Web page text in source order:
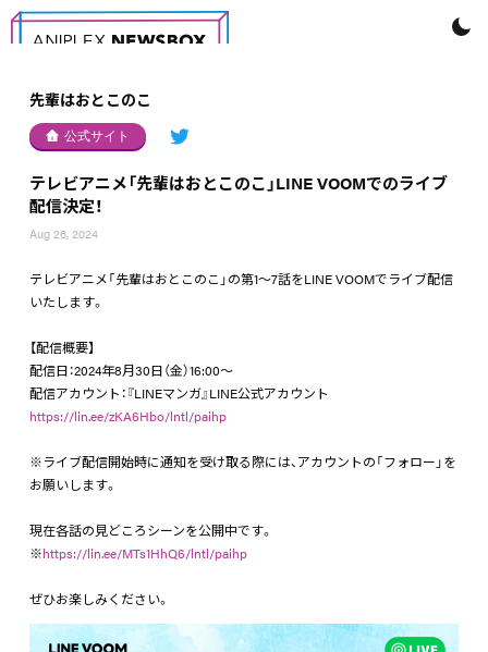
先輩はおとこのこ
公式サイト
テレビアニメ「先輩はおとこのこ」LINE VOOMでのライブ
配信決定！
Aug 26, 2024
テレビアニメ「先輩はおとこのこ」の第1～7話をLINE VOOMでライブ配信
いたします。
【配信概要】
配信日：2024年8月30日（金）16:00～
配信アカウント：『LINEマンガ』LINE公式アカウント
https://lin.ee/zKA6Hbo/lntl/paihp
※ライブ配信開始時に通知を受け取る際には、アカウントの「フォロー」を
お願いします。
現在各話の見どころシーンを公開中です。
※https://lin.ee/MTs1HhQ6/lntl/paihp
ぜひお楽しみください。